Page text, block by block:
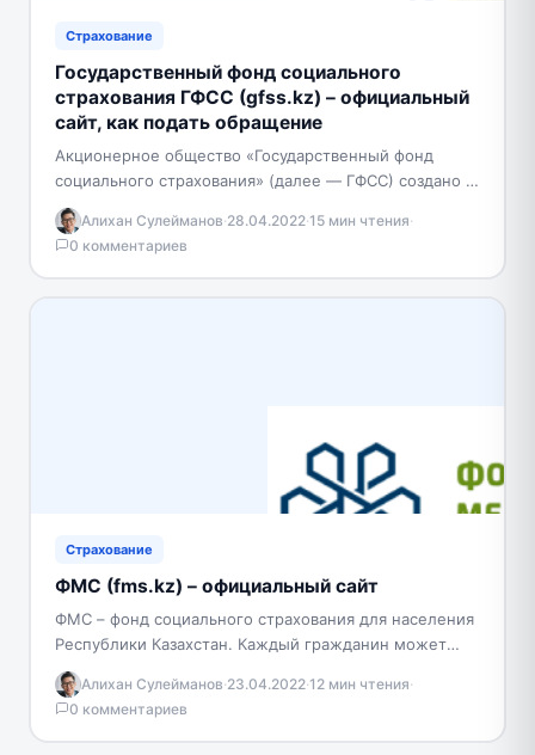
Страхование
Государственный фонд социального
страхования ГФСС (gfss.kz) – официальный
сайт, как подать обращение
Акционерное общество «Государственный фонд
социального страхования» (далее — ГФСС) создано в
соответствии с постановлением Правительства
Республики Казахстан от 27 февраля 2004 года…
Алихан Сулейманов·28.04.2022·15 мин чтения·
0 комментариев
Страхование
ФМС (fms.kz) – официальный сайт
ФМС – фонд социального страхования для населения
Республики Казахстан. Каждый гражданин может
получить подробную информацию о деятельности
организации путем посещения официального сайта.…
Алихан Сулейманов·23.04.2022·12 мин чтения·
0 комментариев